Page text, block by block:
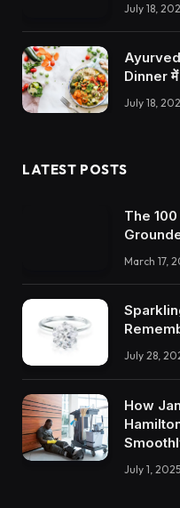
July 18,
Dinner में
July 18,
LATEST POSTS
The
March 17,
July 28,
How
July 1, 2025